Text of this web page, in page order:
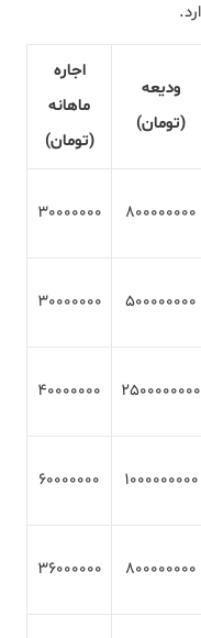
ودیعه
(تومان)
اجاره
ماهانه
(تومان)
800000000
30000000
500000000
30000000
2500000000
40000000
1000000000
60000000
800000000
36000000